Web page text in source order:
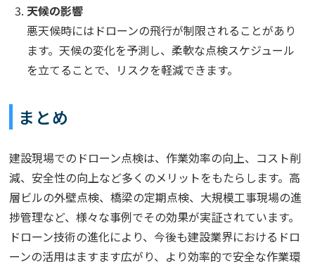
天候の影響
悪天候時にはドローンの飛行が制限されることがあり
ます。天候の変化を予測し、柔軟な点検スケジュール
を立てることで、リスクを軽減できます。
まとめ
建設現場でのドローン点検は、作業効率の向上、コスト削
減、安全性の向上など多くのメリットをもたらします。高
層ビルの外壁点検、橋梁の定期点検、大規模工事現場の進
捗管理など、様々な事例でその効果が実証されています。
ドローン技術の進化により、今後も建設業界におけるドロ
ーンの活用はますます広がり、より効率的で安全な作業環